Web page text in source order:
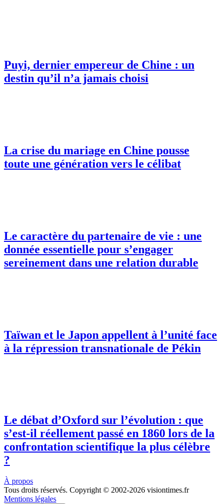
Puyi, dernier empereur de Chine : un
destin qu’il n’a jamais choisi
La crise du mariage en Chine pousse
toute une génération vers le célibat
Le caractère du partenaire de vie : une
donnée essentielle pour s’engager
sereinement dans une relation durable
Taïwan et le Japon appellent à l’unité face
à la répression transnationale de Pékin
Le débat d’Oxford sur l’évolution : que
s’est-il réellement passé en 1860 lors de la
confrontation scientifique la plus célèbre
?
À propos
Tous droits réservés. Copyright © 2002-2026 visiontimes.fr
Mentions légales